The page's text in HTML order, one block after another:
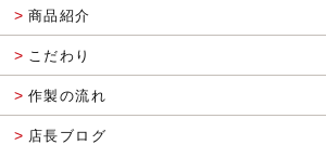
商品紹介
こだわり
作製の流れ
店長ブログ